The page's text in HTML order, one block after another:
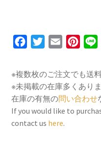
c
e
b
o
o
i
t
t
e
r
a
i
l
n
t
e
r
n
e
※複数枚のご注文でも送
※未掲載の在庫多くあり
在庫の有無の問い合わせ
If you would like to
contact us here.